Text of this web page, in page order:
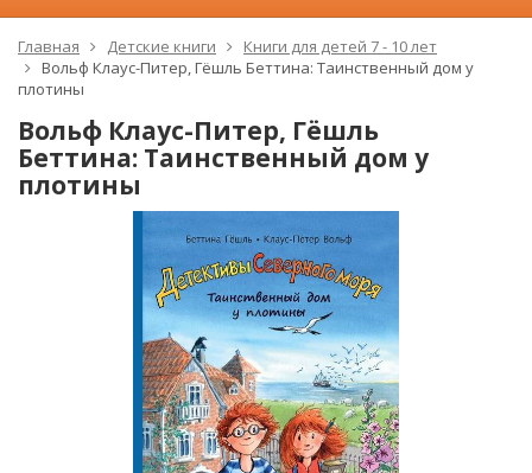
Главная Детские книги
Книги для детей 7 - 10 лет
Вольф Клаус-Питер, Гёшль Беттина: Таинственный дом у
плотины
Вольф Клаус-Питер, Гёшль
Беттина: Таинственный дом у
плотины